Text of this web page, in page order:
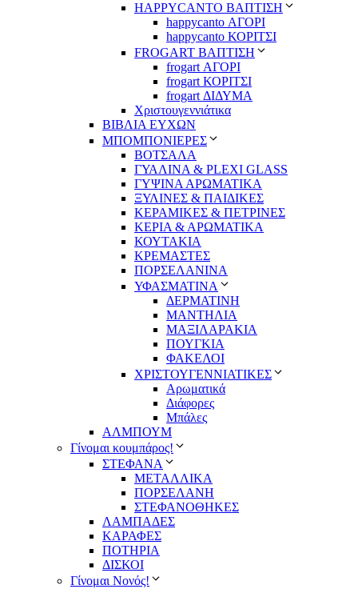
HAPPYCANTO ΒΑΠΤΙΣΗ
happycanto ΑΓΟΡΙ
happycanto ΚΟΡΙΤΣΙ
FROGART ΒΑΠΤΙΣΗ
frogart ΑΓΟΡΙ
frogart ΚΟΡΙΤΣΙ
frogart ΔΙΔΥΜΑ
Χριστουγεννιάτικα
ΒΙΒΛΙΑ ΕΥΧΩΝ
ΜΠΟΜΠΟΝΙΕΡΕΣ
ΒΟΤΣΑΛΑ
ΓΥΑΛΙΝΑ & PLEXI GLASS
ΓΥΨΙΝΑ ΑΡΩΜΑΤΙΚΑ
ΞΥΛΙΝΕΣ & ΠΑΙΔΙΚΕΣ
ΚΕΡΑΜΙΚΕΣ & ΠΕΤΡΙΝΕΣ
ΚΕΡΙΑ & ΑΡΩΜΑΤΙΚΑ
ΚΟΥΤΑΚΙΑ
ΚΡΕΜΑΣΤΕΣ
ΠΟΡΣΕΛΑΝΙΝΑ
ΥΦΑΣΜΑΤΙΝA
ΔΕΡΜΑΤΙΝΗ
ΜΑΝΤΗΛΙΑ
ΜΑΞΙΛΑΡΑΚΙΑ
ΠΟΥΓΚΙΑ
ΦΑΚΕΛΟΙ
ΧΡΙΣΤΟΥΓΕΝΝΙΑΤΙΚΕΣ
Αρωματικά
Διάφορες
Μπάλες
ΑΛΜΠΟΥΜ
Γίνομαι κουμπάρος!
ΣΤΕΦΑΝΑ
ΜΕΤΑΛΛΙΚΑ
ΠΟΡΣΕΛΑΝΗ
ΣΤΕΦΑΝΟΘΗΚΕΣ
ΛΑΜΠΑΔΕΣ
ΚΑΡΑΦΕΣ
ΠΟΤΗΡΙΑ
ΔΙΣΚΟΙ
Γίνομαι Νονός!